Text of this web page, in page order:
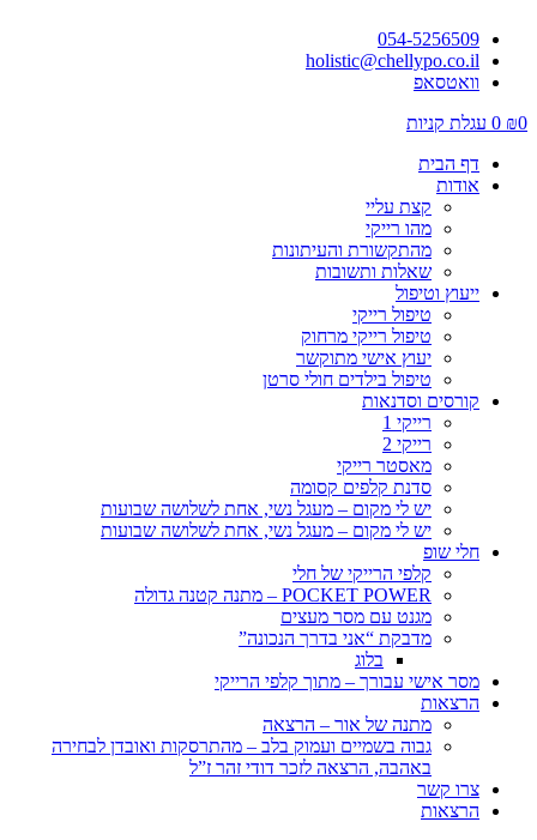
054-5256509
holistic@chellypo.co.il
וואטסאפ
₪0
0 עגלת קניות
דף הבית
אודות
קצת עליי
מהו רייקי
מהתקשורת והעיתונות
שאלות ותשובות
ייעוץ וטיפול
טיפול רייקי
טיפול רייקי מרחוק
יעוץ אישי מתוקשר
טיפול בילדים חולי סרטן
קורסים וסדנאות
רייקי 1
רייקי 2
מאסטר רייקי
סדנת קלפים קסומה
יש לי מקום – מעגל נשי, אחת לשלושה שבועות
יש לי מקום – מעגל נשי, אחת לשלושה שבועות
חלי שופ
קלפי הרייקי של חלי
POCKET POWER – מתנה קטנה גדולה
מגנט עם מסר מעצים
מדבקת “אני בדרך הנכונה”
בלוג
מסר אישי עבורך – מתוך קלפי הרייקי
הרצאות
מתנה של אור – הרצאה
גבוה בשמיים ועמוק בלב – מהתרסקות ואובדן לבחירה
באהבה, הרצאה לזכר דודי זהר ז”ל
צרו קשר
הרצאות